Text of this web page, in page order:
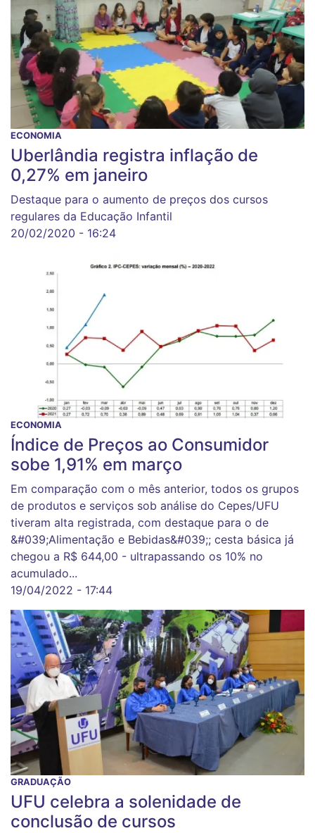
ECONOMIA
Uberlândia registra inflação de
0,27% em janeiro
Destaque para o aumento de preços dos cursos
regulares da Educação Infantil
20/02/2020 - 16:24
ECONOMIA
Índice de Preços ao Consumidor
sobe 1,91% em março
Em comparação com o mês anterior, todos os grupos
de produtos e serviços sob análise do Cepes/UFU
tiveram alta registrada, com destaque para o de
&#039;Alimentação e Bebidas&#039;; cesta básica já
chegou a R$ 644,00 - ultrapassando os 10% no
acumulado...
19/04/2022 - 17:44
GRADUAÇÃO
UFU celebra a solenidade de
conclusão de cursos